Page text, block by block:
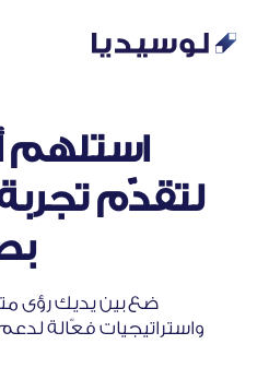
استلهم
لتقدّم
ضع بين يديك رؤى
واستراتيجيات فعّالة